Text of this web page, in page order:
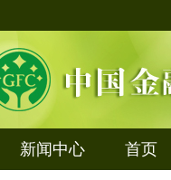
新闻中心 首页